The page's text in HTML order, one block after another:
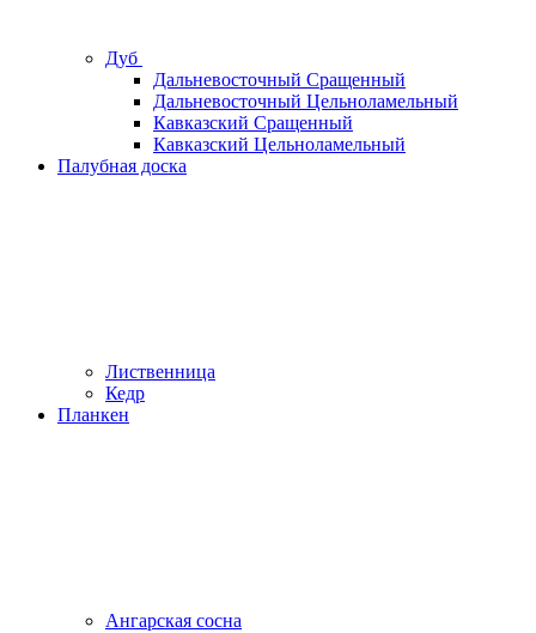
Дуб
Дальневосточный Сращенный
Дальневосточный Цельноламельный
Кавказский Сращенный
Кавказский Цельноламельный
Палубная доска
Лиственница
Кедр
Планкен
Ангарская сосна